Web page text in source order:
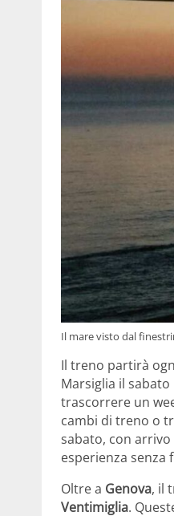
Il mare visto dal
Il treno partirà
Marsiglia il
trascorrere un
cambi di treno o
sabato, con
esperienza senza
Oltre a Genova, il
Ventimiglia.